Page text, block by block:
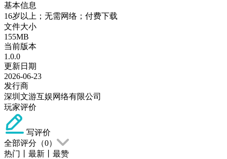
基本信息
16岁以上；无需网络；付费下载
文件大小
155MB
当前版本
1.0.0
更新日期
2026-06-23
发行商
深圳文游互娱网络有限公司
玩家评价
写评价
全部评分（0）
热门
最新
最赞